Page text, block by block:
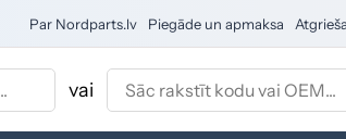
Par Nordparts.lv Piegāde un apmaksa
vai